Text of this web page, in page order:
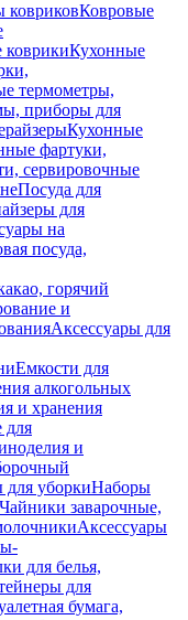
ковриковКовровые
коврикиКухонные
термометры,
приборы для
Кухонные
фартуки,
сервировочные
Посуда для
для
на
посуда,
горячий
и
Аксессуары для
Емкости для
алкогольных
и хранения
для
и
для уборкиНаборы
Чайники заварочные,
Аксессуары
для белья,
для
бумага,